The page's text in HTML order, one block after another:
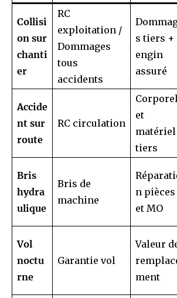
Collisi
on sur
chanti
er
RC
exploitation /
Dommages
tous
accidents
s tiers +
engin
assuré
Accide
nt sur
route
RC circulation
et
matériel
tiers
Bris
hydra
ulique
Bris de
machine
n pièces
et MO
Vol
noctu
rne
Garantie vol
Valeur
ment